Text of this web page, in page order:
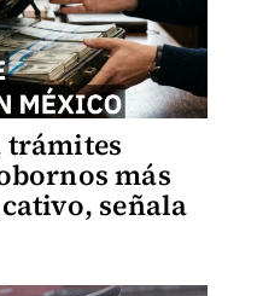
trámites
más
señala